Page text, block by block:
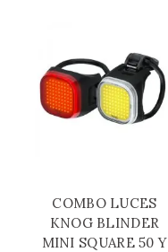
COMBO LUCES
KNOG BLINDER
MINI SQUARE 50 Y